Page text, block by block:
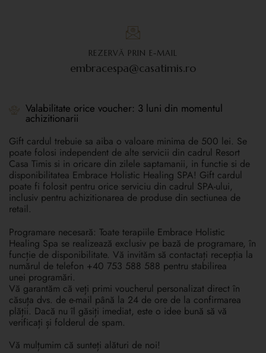
REZERVĂ PRIN E-MAIL
embracespa@casatimis.ro
Valabilitate orice voucher: 3 luni din momentul
achizitionarii
Gift cardul trebuie sa aiba o valoare minima de 500 lei. Se
poate folosi independent de alte servicii din cadrul Resort
Casa Timis si in oricare din zilele saptamanii, in functie si de
disponibilitatea Embrace Holistic Healing SPA! Gift cardul
poate fi folosit pentru orice serviciu din cadrul SPA-ului,
inclusiv pentru achizitionarea de produse din sectiunea de
retail.
Programare necesară: Toate terapiile Embrace Holistic
Healing Spa se realizează exclusiv pe bază de programare, în
funcție de disponibilitate. Vă invităm să contactați recepția la
numărul de telefon +40 753 588 588 pentru stabilirea
unei programări.
Vă garantăm că veți primi voucherul personalizat direct în
căsuța dvs. de e-mail până la 24 de ore de la confirmarea
plății. Dacă nu îl găsiți imediat, este o idee bună să vă
verificați și folderul de spam.
Vă mulțumim că sunteți alături de noi!